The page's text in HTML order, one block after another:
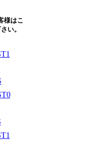
様はこ
い。